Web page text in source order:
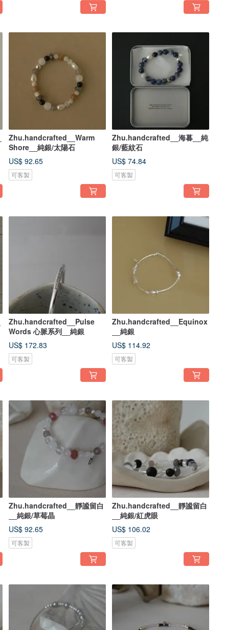
Zhu.handcrafted__Warm
Shore__純銀/太陽石
US$ 92.65
可客製
Zhu.handcrafted__海暮__純
銀/藍紋石
US$ 74.84
可客製
Zhu.handcrafted__Pulse
Words 心脈系列__純銀
US$ 172.83
可客製
Zhu.handcrafted__Equinox
__純銀
US$ 114.92
可客製
Zhu.handcrafted__靜謐留白
__純銀/草莓晶
US$ 92.65
可客製
Zhu.handcrafted__靜謐留白
__純銀/紅虎眼
US$ 106.02
可客製